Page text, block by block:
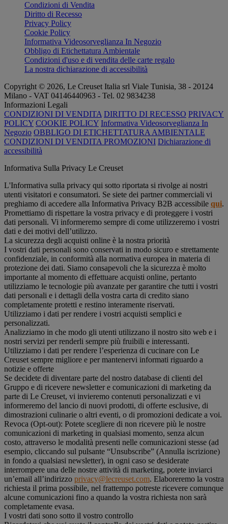
Condizioni di Vendita
Diritto di Recesso
Privacy Policy
Cookie Policy
Informativa Videosorveglianza In Negozio
Obbligo di Etichettatura Ambientale
Condizioni d'uso e di vendita delle carte regalo
La nostra dichiarazione di accessibilità
Copyright © 2026, Le Creuset Italia srl ​​Viale Tunisia, 38 - 20124
Milano - VAT 04146440963 - Tel. 02 9834238
Informazioni Legali
CONDIZIONI DI VENDITA DIRITTO DI RECESSO PRIVACY
POLICY COOKIE POLICY Informativa Videosorveglianza In
Negozio OBBLIGO DI ETICHETTATURA AMBIENTALE
CONDIZIONI DI VENDITA PROMOZIONI Dichiarazione di
accessibilità
Informativa Sulla Privacy Le Creuset
L'Informativa sulla privacy qui sotto riportata si rivolge ai nostri
utenti visitatori e consumatori. Se siete dei partner commerciali vi
preghiamo di accedere alla Informativa Privacy B2B accessibile qui.
Promettiamo di rispettare la vostra privacy e di proteggere i vostri
dati personali. Vi informeremo sempre di come utilizzeremo i vostri
dati e dei motivi dell’utilizzo.
La sicurezza degli acquisti online è la nostra priorità
I vostri dati personali sono conservati in modo sicuro e strettamente
confidenziale, in conformità alla normativa europea in materia di
protezione dei dati. Siamo consapevoli che la sicurezza è molto
importante al momento di effettuare acquisti online, pertanto
utilizziamo le tecnologie più avanzate per garantire che tutti i vostri
dati personali e i dettagli della vostra carta di credito siano
completamente protetti e restino interamente riservati.
Utilizziamo i dati per rendere i vostri acquisti semplici e
personalizzati.
Analizziamo in che modo gli utenti utilizzano il nostro sito web e i
nostri servizi per renderli sempre più fruibili e interessanti.
Utilizziamo i dati per rendere l’esperienza di cucinare con Le
Creuset sempre migliore e per mantenervi informati riguardo a
notizie e offerte
Se decidete di diventare parte del nostro database di clienti del
Gruppo e di ricevere newsletter e comunicazioni di marketing da
parte di Le Creuset, vi invieremo contenuti personalizzati e vi
informeremo del lancio di nuovi prodotti, di offerte esclusive, di
dimostrazioni culinarie o altri eventi, o di promozioni dedicate a voi.
Revoca (Opt-out): Potete scegliere di non ricevere più le nostre
comunicazioni di marketing in qualsiasi momento, senza alcun
costo, attraverso le modalità presenti nelle comunicazioni stesse (ad
esempio, cliccando sul pulsante “Unsubscribe” (Annulla iscrizione)
in fondo a qualsiasi newsletter), in ogni caso se desiderate
interrompere una delle nostre attività di marketing, potete inviarci
un’email all’indirizzo privacy@lecreuset.com. Elaboreremo la vostra
richiesta il prima possibile, nel frattempo potreste ricevere comunque
alcune comunicazioni fino a quando la vostra richiesta non sarà
completamente evasa.
I vostri dati sono sotto il vostro controllo